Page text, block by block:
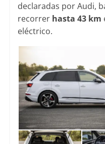
declaradas por Audi,
recorrerhasta 43 km
eléctrico.